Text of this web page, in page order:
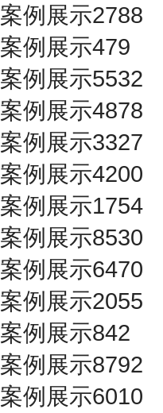
案例展示2788
案例展示479
案例展示5532
案例展示4878
案例展示3327
案例展示4200
案例展示1754
案例展示8530
案例展示6470
案例展示2055
案例展示842
案例展示8792
案例展示6010